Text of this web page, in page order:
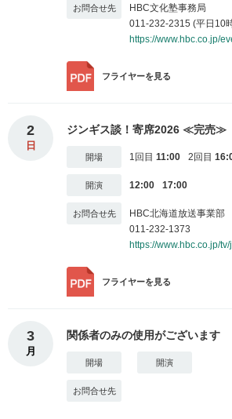
HBC文化塾事務局
011-232-2315 (平日10
https://www.hbc.co.jp/
フライヤーを見る
2
日
ジンギス談！寄席2026 ≪完売≫
1回目 11:00 2回目
12:00 17:00
HBC北海道放送事業部
011-232-1373
https://www.hbc.co.jp/
フライヤーを見る
3
月
関係者のみの使用がございます